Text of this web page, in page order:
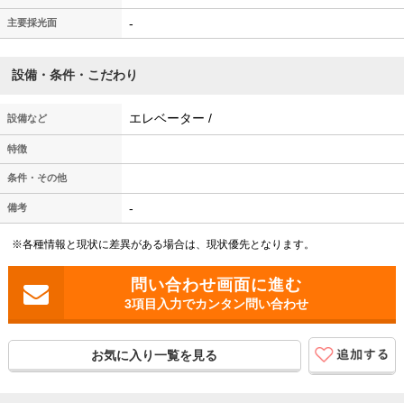
主要採光面 -
設備・条件・こだわり
設備など エレベーター /
特徴
条件・その他
備考 -
※各種情報と現状に差異がある場合は、現状優先となります。
3項目入力でカンタン問い合わせ
お気に入り一覧を見る